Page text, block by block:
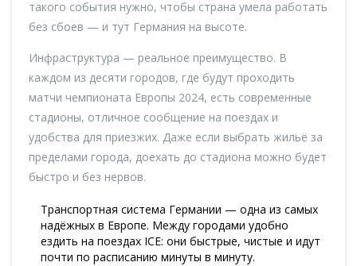
такого события нужно, чтобы страна умела работать
без сбоев — и тут Германия на высоте.
Инфраструктура — реальное преимущество. В
каждом из десяти городов, где будут проходить
матчи чемпионата Европы 2024, есть современные
стадионы, отличное сообщение на поездах и
удобства для приезжих. Даже если выбрать жильё за
пределами города, доехать до стадиона можно будет
быстро и без нервов.
Транспортная система Германии — одна из самых
надёжных в Европе. Между городами удобно
ездить на поездах ICE: они быстрые, чистые и идут
почти по расписанию минуты в минуту.